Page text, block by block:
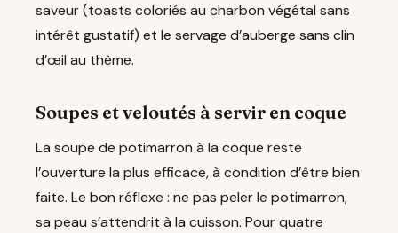
saveur (toasts coloriés au charbon végétal sans
intérêt gustatif) et le servage d’auberge sans clin
d’œil au thème.
Soupes et veloutés à servir en coque
La soupe de potimarron à la coque reste
l’ouverture la plus efficace, à condition d’être bien
faite. Le bon réflexe : ne pas peler le potimarron,
sa peau s’attendrit à la cuisson. Pour quatre